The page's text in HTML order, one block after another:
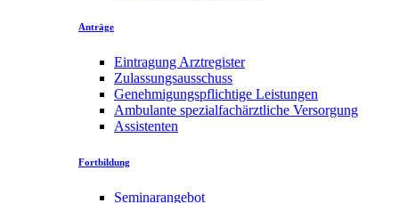
Anträge
Eintragung Arztregister
Zulassungsausschuss
Genehmigungspflichtige Leistungen
Ambulante spezialfachärztliche Versorgung
Assistenten
Fortbildung
Seminarangebot